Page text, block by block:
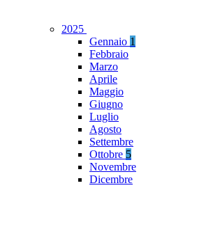
2025
Gennaio 1
Febbraio
Marzo
Aprile
Maggio
Giugno
Luglio
Agosto
Settembre
Ottobre 5
Novembre
Dicembre